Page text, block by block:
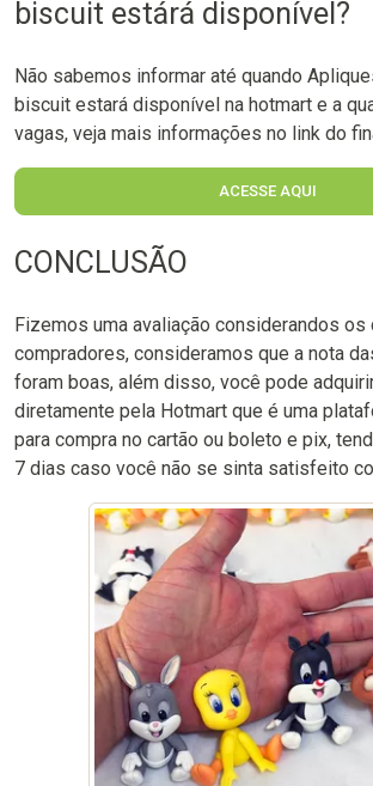
biscuit estárá disponível?
Não sabemos informar até quando
biscuit estará disponível na hotmart e a
vagas, veja mais informações no link do
ACESSE AQUI
CONCLUSÃO
Fizemos uma avaliação considerandos
compradores, consideramos que a nota
foram boas, além disso, você pode
diretamente pela Hotmart que é uma
para compra no cartão ou boleto e pix,
7 dias caso você não se sinta satisfeito